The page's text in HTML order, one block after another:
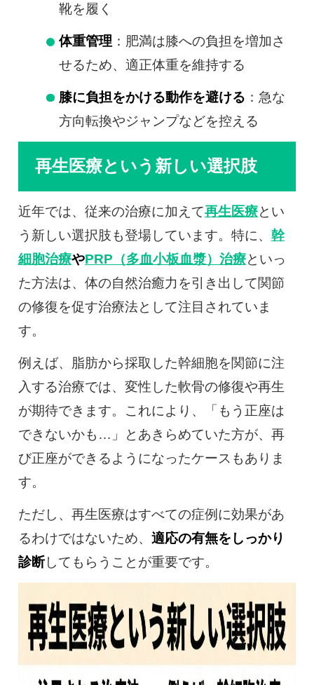
靴を履く
体重管理 ：肥満は膝への負担を増加さ
せるため、適正体重を維持する
膝に負担をかける動作を避ける ：急な
方向転換やジャンプなどを控える
再生医療という新しい選択肢
近年では、従来の治療に加えて再生医療とい
う新しい選択肢も登場しています。特に、 幹
細胞治療やPRP（多血小板血漿）治療といっ
た方法は、体の自然治癒力を引き出して関節
の修復を促す治療法として注目されていま
す。
例えば、脂肪から採取した幹細胞を関節に注
入する治療では、変性した軟骨の修復や再生
が期待できます。これにより、「もう正座は
できないかも…」とあきらめていた方が、再
び正座ができるようになったケースもありま
す。
ただし、再生医療はすべての症例に効果があ
るわけではないため、 適応の有無をしっかり
診断してもらうことが重要です。